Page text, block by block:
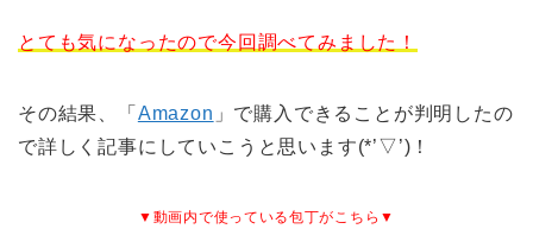
とても気になったので今回調べてみました！
その結果、「 Amazon 」で購入できることが判明したの
で詳しく記事にしていこうと思います(*’▽’)！
▼動画内で使っている包丁がこちら▼